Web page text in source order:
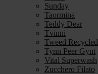
Sunday
Taormina
Teddy Dear
Tvinni
Tweed Recycled
Tynn Peer Gynt
Vital Superwash
Zucchero Filato